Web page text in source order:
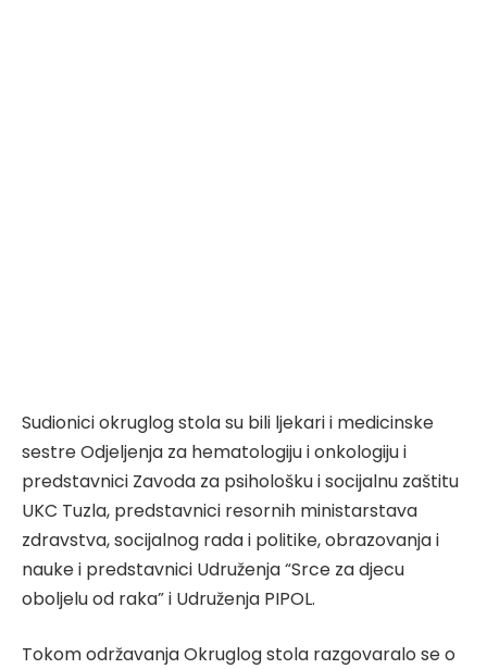
Sudionici okruglog stola su bili ljekari i medicinske
sestre Odjeljenja za hematologiju i onkologiju i
predstavnici Zavoda za psihološku i socijalnu zaštitu
UKC Tuzla, predstavnici resornih ministarstava
zdravstva, socijalnog rada i politike, obrazovanja i
nauke i predstavnici Udruženja “Srce za djecu
oboljelu od raka” i Udruženja PIPOL.
Tokom održavanja Okruglog stola razgovaralo se o